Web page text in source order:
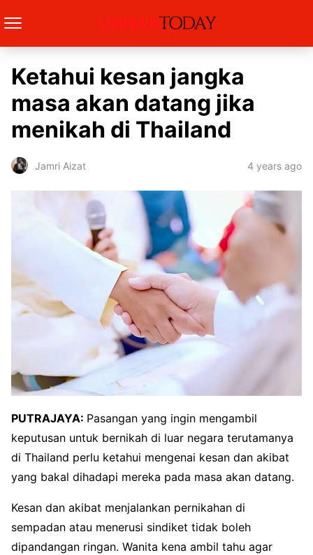
Ketahui kesan jangka
masa akan datang jika
menikah di Thailand
Jamri Aizat 4 years ago
PUTRAJAYA: Pasangan yang ingin mengambil
keputusan untuk bernikah di luar negara terutamanya
di Thailand perlu ketahui mengenai kesan dan akibat
yang bakal dihadapi mereka pada masa akan datang.
Kesan dan akibat menjalankan pernikahan di
sempadan atau menerusi sindiket tidak boleh
dipandangan ringan. Wanita kena ambil tahu agar